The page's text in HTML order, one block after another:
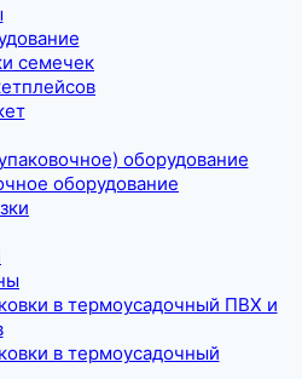
семечек
оборудование
оборудование
в термоусадочный ПВХ и
в термоусадочный